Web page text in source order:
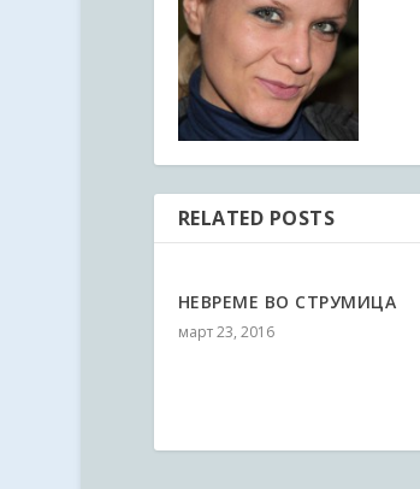
RELATED POSTS
НЕВРЕМЕ ВО СТРУМИЦА
март 23, 2016